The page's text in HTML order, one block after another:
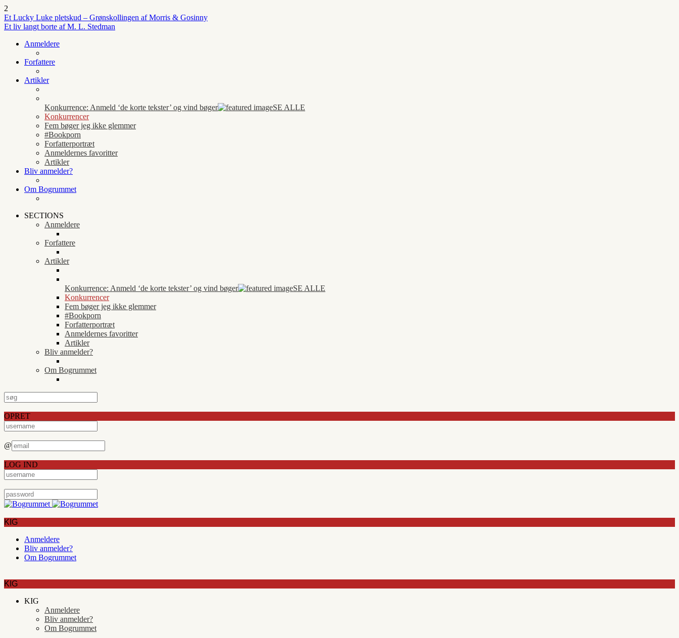
2
Et Lucky Luke pletskud – Grønskollingen af Morris & Gosinny
Et liv langt borte af M. L. Stedman
Anmeldere
Forfattere
Artikler
Konkurrence: Anmeld ‘de korte tekster’ og vind bøger
SE ALLE
Konkurrencer
Fem bøger jeg ikke glemmer
#Bookporn
Forfatterportræt
Anmeldernes favoritter
Artikler
Bliv anmelder?
Om Bogrummet
SECTIONS
Anmeldere
Forfattere
Artikler
Konkurrence: Anmeld ‘de korte tekster’ og vind bøger
SE ALLE
Konkurrencer
Fem bøger jeg ikke glemmer
#Bookporn
Forfatterportræt
Anmeldernes favoritter
Artikler
Bliv anmelder?
Om Bogrummet
OPRET
@
LOG IND
KIG
Anmeldere
Bliv anmelder?
Om Bogrummet
KIG
KIG
Anmeldere
Bliv anmelder?
Om Bogrummet